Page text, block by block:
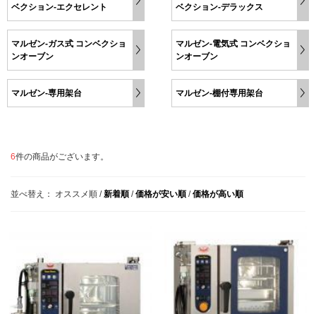
ベクション-エクセレント
ベクション-デラックス
マルゼン-ガス式 コンベクショ
ンオーブン
マルゼン-電気式 コンベクショ
ンオーブン
マルゼン-専用架台 マルゼン-棚付専用架台
6件の商品がございます。
並べ替え： オススメ順 /新着順 /価格が安い順 /価格が高い順